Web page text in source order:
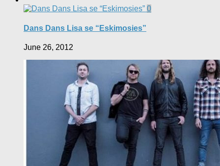
0
Dans Dans Lisa se “Eskimosies”
June 26, 2012